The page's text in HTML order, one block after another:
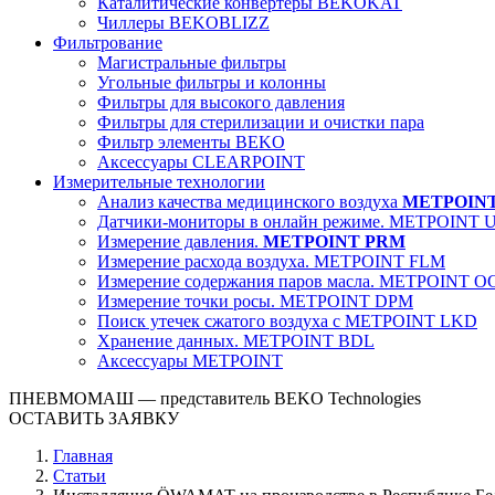
Чиллеры BEKOBLIZZ
Фильтрование
Магистральные фильтры
Угольные фильтры и колонны
Фильтры для высокого давления
Фильтры для стерилизации и очистки пара
Фильтр элементы BEKO
Аксессуары CLEARPOINT
Измерительные технологии
Анализ качества медицинского воздуха
Датчики-мониторы в онлайн режиме. METPOINT
Измерение давления. METPOINT PRM
Измерение расхода воздуха. METPOINT FLM
Измерение содержания паров масла. METPOINT
Измерение точки росы. METPOINT DPM
Поиск утечек сжатого воздуха с METPOINT LKD
Хранение данных. METPOINT BDL
Аксессуары METPOINT
ПНЕВМОМАШ — представитель BEKO Technologies
ОСТАВИТЬ ЗАЯВКУ
Главная
Статьи